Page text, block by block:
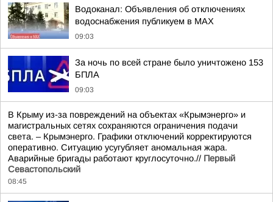
Водоканал: Объявления об отключениях
водоснабжения публикуем в MAX
09:03
За ночь по всей стране было уничтожено 153
БПЛА
09:03
В Крыму из-за повреждений на объектах «Крымэнерго» и
магистральных сетях сохраняются ограничения подачи
света. – Крымэнерго. Графики отключений корректируются
оперативно. Ситуацию усугубляет аномальная жара.
Аварийные бригады работают круглосуточно.// Первый
Севастопольский
08:45